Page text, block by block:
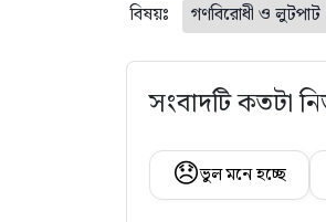
বিষয়ঃ গণবিরোধী ও লুটপাট
সংবাদটি কতটা
😞ভুল মনে হচ্ছে